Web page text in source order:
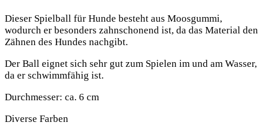
Dieser Spielball für Hunde besteht aus Moosgummi,
wodurch er besonders zahnschonend ist, da das Material den
Zähnen des Hundes nachgibt.
Der Ball eignet sich sehr gut zum Spielen im und am Wasser,
da er schwimmfähig ist.
Durchmesser: ca. 6 cm
Diverse Farben